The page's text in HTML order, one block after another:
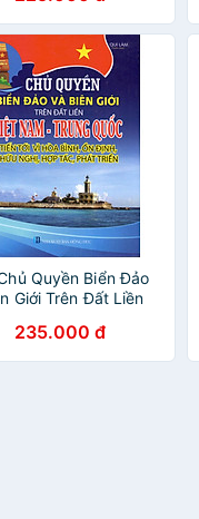
Quyền Biển Đảo
Giới Trên Đất Liền
235.000 đ